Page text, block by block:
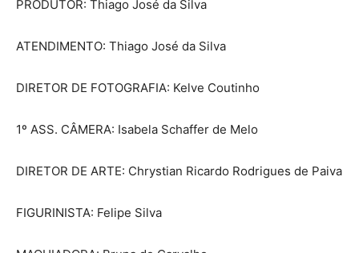
PRODUTOR: Thiago José da Silva
ATENDIMENTO: Thiago José da Silva
DIRETOR DE FOTOGRAFIA: Kelve Coutinho
1º ASS. CÂMERA: Isabela Schaffer de Melo
DIRETOR DE ARTE: Chrystian Ricardo Rodrigues de Paiva
FIGURINISTA: Felipe Silva